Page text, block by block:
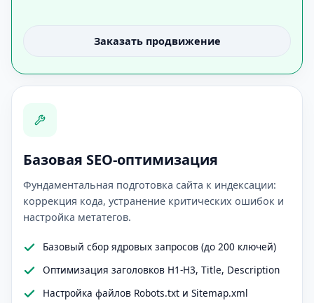
Заказать продвижение
Базовая SEO-оптимизация
Фундаментальная подготовка сайта к индексации:
коррекция кода, устранение критических ошибок и
настройка метатегов.
Базовый сбор ядровых запросов (до 200 ключей)
Оптимизация заголовков H1-H3, Title, Description
Настройка файлов Robots.txt и Sitemap.xml